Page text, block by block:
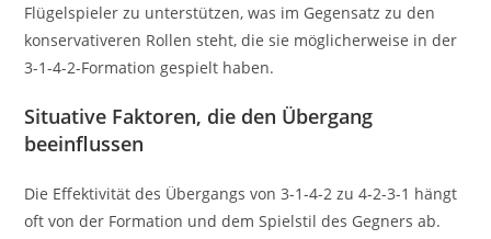
Flügelspieler zu unterstützen, was im Gegensatz zu den
konservativeren Rollen steht, die sie möglicherweise in der
3-1-4-2-Formation gespielt haben.
Situative Faktoren, die den Übergang
beeinflussen
Die Effektivität des Übergangs von 3-1-4-2 zu 4-2-3-1 hängt
oft von der Formation und dem Spielstil des Gegners ab.